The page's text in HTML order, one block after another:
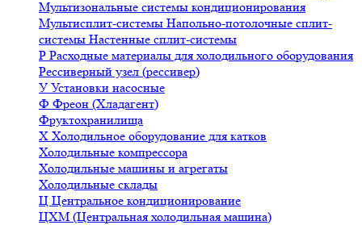
Мультизональные системы кондиционирования
Мультисплит-системы Напольно-потолочные сплит-
системы Настенные сплит-системы
Р Расходные материалы для холодильного оборудования
Рессиверный узел (рессивер)
У Установки насосные
Ф Фреон (Хладагент)
Фруктохранилища
Х Холодильное оборудование для катков
Холодильные компрессора
Холодильные машины и агрегаты
Холодильные склады
Ц Центральное кондиционирование
ЦХМ (Центральная холодильная машина)